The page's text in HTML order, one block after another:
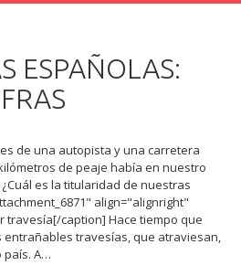
ESPAÑOLAS:
de una autopista y una carretera
de peaje había en nuestro
es la titularidad de nuestras
align="alignright"
travesía[/caption] Hace tiempo que
travesías, que atraviesan,
país. A…